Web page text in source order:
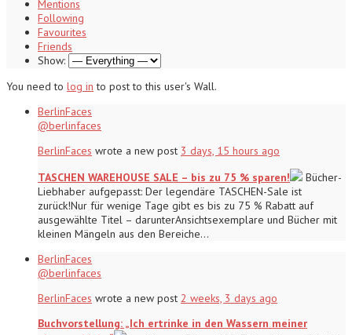
Mentions
Following
Favourites
Friends
Show:
You need to log in to post to this user's Wall.
BerlinFaces
@berlinfaces
BerlinFaces wrote a new post 3 days, 15 hours ago
TASCHEN WAREHOUSE SALE – bis zu 75 % sparen!
Bücher-
Liebhaber aufgepasst: Der legendäre TASCHEN-Sale ist
zurück!Nur für wenige Tage gibt es bis zu 75 % Rabatt auf
ausgewählte Titel – darunterAnsichtsexemplare und Bücher mit
kleinen Mängeln aus den Bereiche…
BerlinFaces
@berlinfaces
BerlinFaces wrote a new post 2 weeks, 3 days ago
Buchvorstellung: „Ich ertrinke in den Wassern meiner